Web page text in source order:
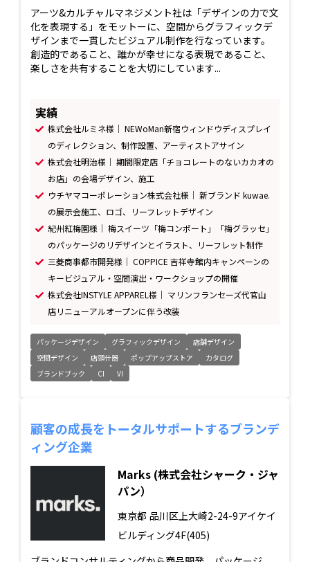
アーツ&カルチャルマネジメント社は「デザインの力で文
化を表現する」をモットーに、空間からグラフィックデ
ザインまで一貫したビジュアル制作を行なっています。
創造的であること、誰かが幸せになる表現であること、
楽しさを共有することを大切にしています...
実績
株式会社ルミネ様｜ NEWoMan新宿ウィンドウディスプレイ
のディレクション、制作設置、アーティストアサイン
株式会社明治様｜ 期間限定店「チョコレートのないカカオの
お店」の会場デザイン、施工
ウチヤマコーポレーション株式会社様｜ 新ブランド kuwae.
の展示会施工、ロゴ、リーフレットデザイン
紀州紅梅園様｜ 梅スイーツ「梅コンポート」「梅グラッセ」
のパッケージのリデザインとイラスト、リーフレット制作
三菱商事都市開発様｜ COPPICE 吉祥寺館内キャンペーンの
キービジュアル・空間演出・ワークショップの開催
株式会社INSTYLE APPAREL様｜ マリンフランセーズ代官山
店リニューアルオープンに伴う改装
パッケージデザイン グラフィックデザイン
店舗デザイン
空間デザイン
店頭什器 ポップアップストア
カタログ
ブランドブック
CI VI
顧客の成長をトータルサポートするブランデ
ィング企業
Marks (株式会社シャーク・ジャ
パン）
東京都 品川区上大崎2-24-9アイケイ
ビルディング4F(405)